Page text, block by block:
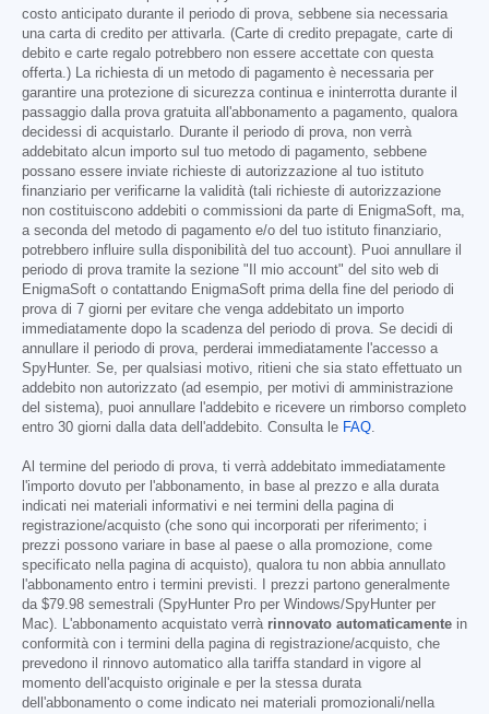
costo anticipato durante il periodo di prova, sebbene sia necessaria
una carta di credito per attivarla. (Carte di credito prepagate, carte di
debito e carte regalo potrebbero non essere accettate con questa
offerta.) La richiesta di un metodo di pagamento è necessaria per
garantire una protezione di sicurezza continua e ininterrotta durante il
passaggio dalla prova gratuita all'abbonamento a pagamento, qualora
decidessi di acquistarlo. Durante il periodo di prova, non verrà
addebitato alcun importo sul tuo metodo di pagamento, sebbene
possano essere inviate richieste di autorizzazione al tuo istituto
finanziario per verificarne la validità (tali richieste di autorizzazione
non costituiscono addebiti o commissioni da parte di EnigmaSoft, ma,
a seconda del metodo di pagamento e/o del tuo istituto finanziario,
potrebbero influire sulla disponibilità del tuo account). Puoi annullare il
periodo di prova tramite la sezione "Il mio account" del sito web di
EnigmaSoft o contattando EnigmaSoft prima della fine del periodo di
prova di 7 giorni per evitare che venga addebitato un importo
immediatamente dopo la scadenza del periodo di prova. Se decidi di
annullare il periodo di prova, perderai immediatamente l'accesso a
SpyHunter. Se, per qualsiasi motivo, ritieni che sia stato effettuato un
addebito non autorizzato (ad esempio, per motivi di amministrazione
del sistema), puoi annullare l'addebito e ricevere un rimborso completo
entro 30 giorni dalla data dell'addebito. Consulta le FAQ.
Al termine del periodo di prova, ti verrà addebitato immediatamente
l'importo dovuto per l'abbonamento, in base al prezzo e alla durata
indicati nei materiali informativi e nei termini della pagina di
registrazione/acquisto (che sono qui incorporati per riferimento; i
prezzi possono variare in base al paese o alla promozione, come
specificato nella pagina di acquisto), qualora tu non abbia annullato
l'abbonamento entro i termini previsti. I prezzi partono generalmente
da $79.98 semestrali (SpyHunter Pro per Windows/SpyHunter per
Mac). L'abbonamento acquistato verrà rinnovato automaticamente in
conformità con i termini della pagina di registrazione/acquisto, che
prevedono il rinnovo automatico alla tariffa standard in vigore al
momento dell'acquisto originale e per la stessa durata
dell'abbonamento o come indicato nei materiali promozionali/nella